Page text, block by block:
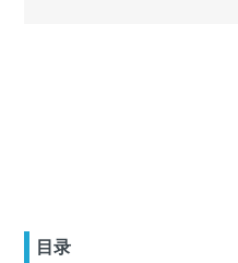
目录